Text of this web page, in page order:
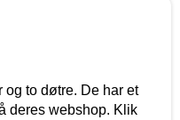
og to døtre. De har et
deres webshop. Klik